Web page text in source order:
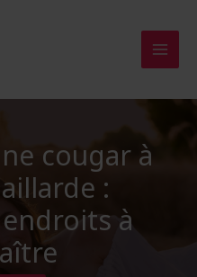
cougar à
:
à